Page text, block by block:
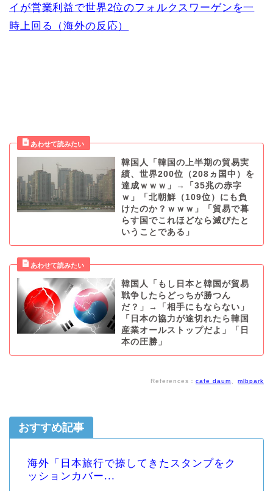
イが営業利益で世界2位のフォルクスワーゲンを一
時上回る（海外の反応）
韓国人「韓国の上半期の貿易実
績、世界200位（208ヵ国中）を
達成ｗｗｗ」→「35兆の赤字
ｗ」「北朝鮮（109位）にも負
けたのか？ｗｗｗ」「貿易で暮
らす国でこれほどなら滅びたと
いうことである」
韓国人「もし日本と韓国が貿易
戦争したらどっちが勝つん
だ？」→「相手にもならない」
「日本の協力が途切れたら韓国
産業オールストップだよ」「日
本の圧勝」
References： cafe daum、 mlbpark
おすすめ記事
海外「日本旅行で捺してきたスタンプをク
ッションカバー...